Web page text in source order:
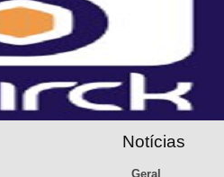
Notícias
Geral